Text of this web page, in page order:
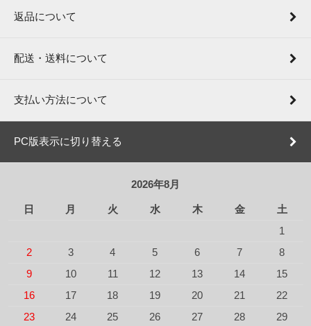
返品について
配送・送料について
支払い方法について
PC版表示に切り替える
2026年8月
日 月 火 水 木 金
土
1
2
3 4 5 6 7
8
9
10 11 12 13 14
15
16
17 18 19 20 21
22
23
24 25 26 27 28
29